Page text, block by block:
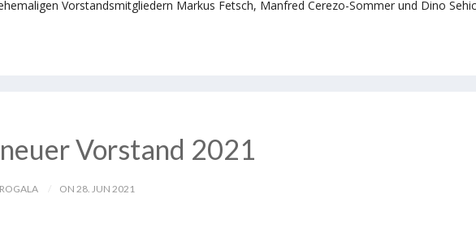
Vorstandsmitgliedern Markus Fetsch, Manfred Cerezo-Sommer und Dino
Vorstand 2021
ON 28. JUN 2021